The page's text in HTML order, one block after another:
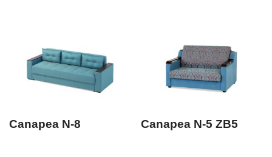
Canapea N-8 Canapea N-5 ZB5